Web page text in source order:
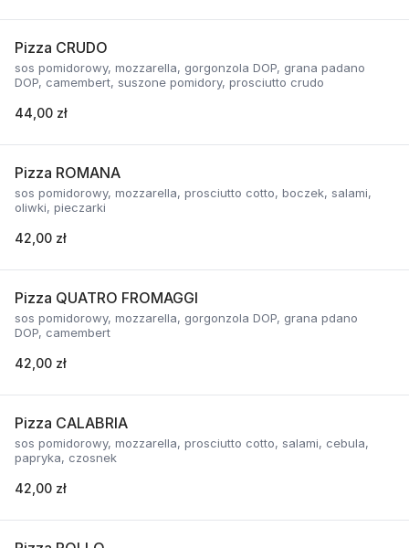
Pizza CRUDO
sos pomidorowy, mozzarella, gorgonzola DOP, grana padano
DOP, camembert, suszone pomidory, prosciutto crudo
44,00 zł
Pizza ROMANA
sos pomidorowy, mozzarella, prosciutto cotto, boczek, salami,
oliwki, pieczarki
42,00 zł
Pizza QUATRO FROMAGGI
sos pomidorowy, mozzarella, gorgonzola DOP, grana pdano
DOP, camembert
42,00 zł
Pizza CALABRIA
sos pomidorowy, mozzarella, prosciutto cotto, salami, cebula,
papryka, czosnek
42,00 zł